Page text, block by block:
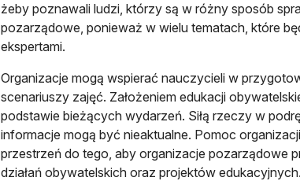
żeby poznawali ludzi, którzy są w różny sposób
pozarządowe, ponieważ w wielu tematach, które
ekspertami.
Organizacje mogą wspierać nauczycieli w
scenariuszy zajęć. Założeniem edukacji
podstawie bieżących wydarzeń. Siłą rzeczy w
informacje mogą być nieaktualne. Pomoc
przestrzeń do tego, aby organizacje pozarządowe
działań obywatelskich oraz projektów